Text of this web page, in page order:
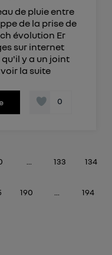
de pluie entre
de la prise de
évolution Er
sur internet
y a un joint
voir la suite
0
133 134
190 ... 194